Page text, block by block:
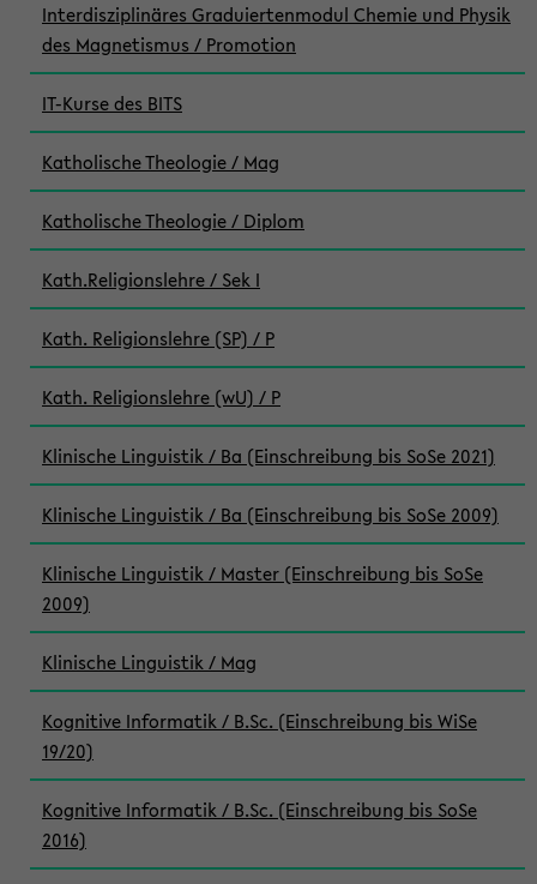
Interdisziplinäres Graduiertenmodul Chemie und Physik
des Magnetismus / Promotion
IT-Kurse des BITS
Katholische Theologie / Mag
Katholische Theologie / Diplom
Kath.Religionslehre / Sek I
Kath. Religionslehre (SP) / P
Kath. Religionslehre (wU) / P
Klinische Linguistik / Ba (Einschreibung bis SoSe 2021)
Klinische Linguistik / Ba (Einschreibung bis SoSe 2009)
Klinische Linguistik / Master (Einschreibung bis SoSe
2009)
Klinische Linguistik / Mag
Kognitive Informatik / B.Sc. (Einschreibung bis WiSe
19/20)
Kognitive Informatik / B.Sc. (Einschreibung bis SoSe
2016)